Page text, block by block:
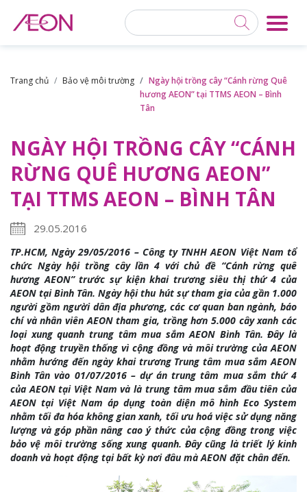
Trang chủ Bảo vệ môi trường
Ngày hội trồng cây “Cánh rừng Quê
hương AEON” tại TTMS AEON – Bình
Tân
NGÀY HỘI TRỒNG CÂY “CÁNH
RỪNG QUÊ HƯƠNG AEON”
TẠI TTMS AEON – BÌNH TÂN
29.05.2016
TP.HCM, Ngày 29/05/2016 – Công ty TNHH AEON Việt Nam tổ
chức Ngày hội trồng cây lần 4 với chủ đề “Cánh rừng quê
hương AEON” trước sự kiện khai trương siêu thị thứ 4 của
AEON tại Bình Tân. Ngày hội thu hút sự tham gia của gần 1.000
người gồm người dân địa phương, các cơ quan ban ngành, báo
chí và nhân viên AEON tham gia, trồng hơn 5.000 cây xanh các
loại xung quanh trung tâm mua sắm AEON Bình Tân. Đây là
hoạt động truyền thống vì cộng đồng và môi trường của AEON
nhằm hướng đến ngày khai trương Trung tâm mua sắm AEON
Bình Tân vào 01/07/2016 – dự án trung tâm mua sắm thứ 4
của AEON tại Việt Nam và là trung tâm mua sắm đầu tiên của
AEON tại Việt Nam áp dụng toàn diện mô hình Eco System
nhằm tối đa hóa không gian xanh, tối ưu hoá việc sử dụng năng
lượng và góp phần nâng cao ý thức của cộng đồng trong việc
bảo vệ môi trường sống xung quanh. Đây cũng là triết lý kinh
doanh và hoạt động tại bất kỳ nơi đâu mà AEON đặt chân đến.